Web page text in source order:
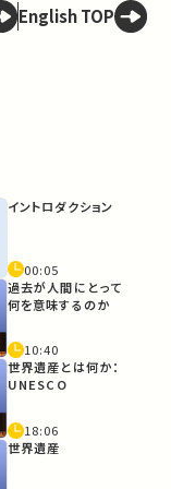
English TOP
イントロダクション
00:05
過去が人間にとって
何を意味するのか
10:40
世界遺産とは何か：
UNESCO
18:06
世界遺産